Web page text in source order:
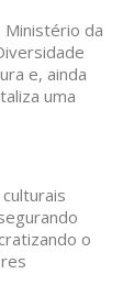
Ministério da
e, ainda
uma
o